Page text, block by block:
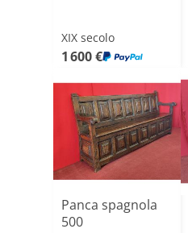
XIX secolo
1 600 €
Panca spagnola
500